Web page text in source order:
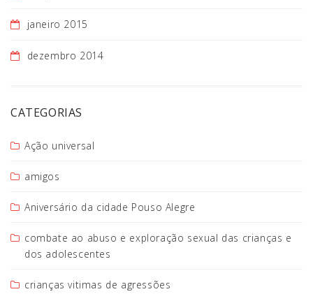
janeiro 2015
dezembro 2014
CATEGORIAS
Ação universal
amigos
Aniversário da cidade Pouso Alegre
combate ao abuso e exploração sexual das crianças e
dos adolescentes
crianças vitimas de agressões